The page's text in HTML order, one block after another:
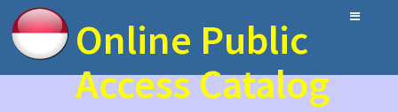
Online Public
Access Catalog